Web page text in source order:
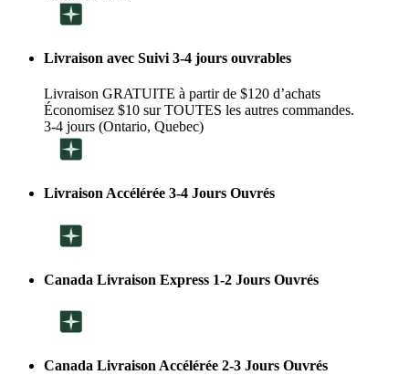
Livraison avec Suivi 3-4 jours ouvrables
Livraison GRATUITE à partir de $120 d’achats
Économisez $10 sur TOUTES les autres commandes.
3-4 jours (Ontario, Quebec)
Livraison Accélérée 3-4 Jours Ouvrés
Canada Livraison Express 1-2 Jours Ouvrés
Canada Livraison Accélérée 2-3 Jours Ouvrés